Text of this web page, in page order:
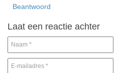
Beantwoord
Laat een reactie achter